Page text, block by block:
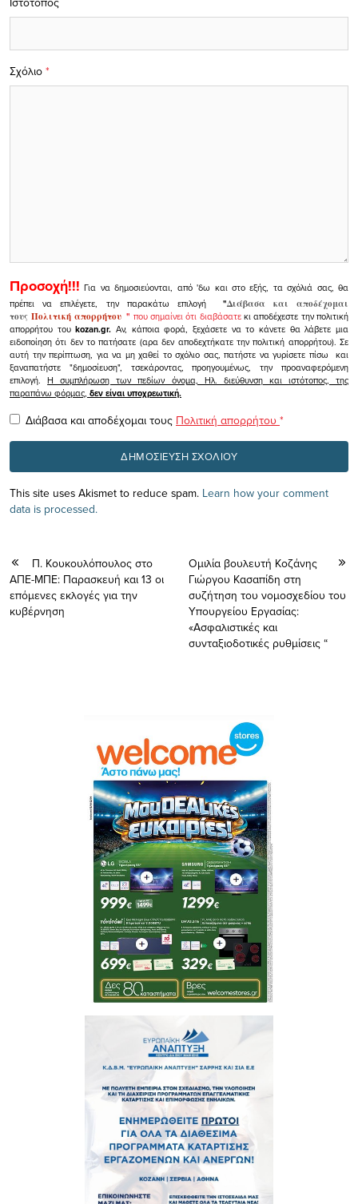
Σχόλιο *
Προσοχή!!! Για να δημοσιεύονται, από 'δω και στο εξής, τα σχόλιά σας, θα
πρέπει να επιλέγετε, την παρακάτω επιλογή
"Διάβασα και αποδέχομαι
τουςΠολιτική απορρήτου" που σημαίνει ότι διαβάσατεκι αποδέχεστε την πολιτική
απορρήτου τουkozan.gr. Αν, κάποια φορά, ξεχάσετε να το κάνετε θα λάβετε μια
ειδοποίηση ότι δεν το πατήσατε (αρα δεν αποδεχτήκατε την πολιτική απορρήτου). Σε
αυτή την περίπτωση, για να μη χαθεί το σχόλιο σας, πατήστε να γυρίσετε πίσω και
ξαναπατήστε "δημοσίευση", τσεκάροντας, προηγουμένως, την προαναφερόμενη
επιλογή.Η συμπλήρωση των πεδίων όνομα, Ηλ. διεύθυνση και ιστότοπος, της
παραπάνω φόρμας, δεν είναι υποχρεωτική.
Διάβασα και αποδέχομαι τους Πολιτική απορρήτου *
This site uses Akismet to reduce spam. Learn how your comment
data is processed.
Π. Κουκουλόπουλος στο
ΑΠΕ-ΜΠΕ: Παρασκευή και 13 οι
επόμενες εκλογές για την
κυβέρνηση
Ομιλία βουλευτή Κοζάνης
Γιώργου Κασαπίδη στη
συζήτηση του νομοσχεδίου του
Υπουργείου Εργασίας:
«Aσφαλιστικές και
συνταξιοδοτικές ρυθμίσεις “